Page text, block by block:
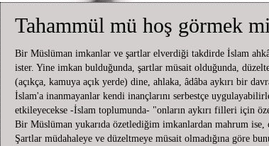
Tahammül mü hoş görmek
Bir Müslüman imkanlar ve şartlar elverdiği takdirde İslam
ister. Yine imkan bulduğunda, şartlar müsait olduğunda,
(açıkça, kamuya açık yerde) dine, ahlaka, âdâba aykırı bir
İslam'a inanmayanlar kendi inançlarını serbestçe
etkileyecekse -İslam toplumunda- "onların aykırı filleri için
Bir Müslüman yukarıda özetlediğim imkanlardan mahrum
Şartlar müdahaleye ve düzeltmeye müsait olmadığına göre